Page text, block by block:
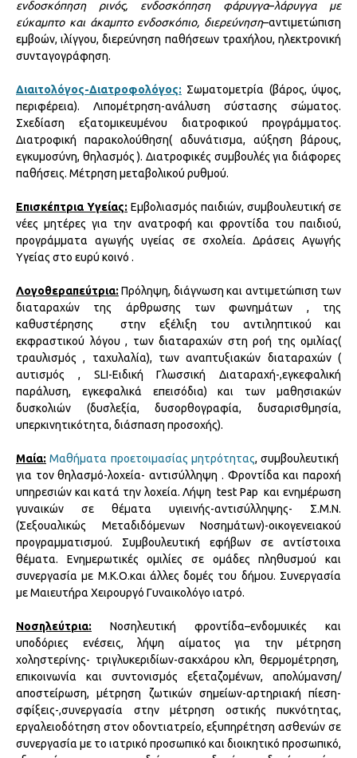
ενδοσκόπηση ρινός, ενδοσκόπηση φάρυγγα–λάρυγγα με
εύκαμπτο και άκαμπτο ενδοσκόπιο, διερεύνηση–αντιμετώπιση
εμβοών, ιλίγγου, διερεύνηση παθήσεων τραχήλου, ηλεκτρονική
συνταγογράφηση.
Διαιτολόγος-Διατροφολόγος: Σωματομετρία (βάρος, ύψος,
περιφέρεια). Λιπομέτρηση-ανάλυση σύστασης σώματος.
Σχεδίαση εξατομικευμένου διατροφικού προγράμματος.
Διατροφική παρακολούθηση( αδυνάτισμα, αύξηση βάρους,
εγκυμοσύνη, θηλασμός ). Διατροφικές συμβουλές για διάφορες
παθήσεις. Μέτρηση μεταβολικού ρυθμού.
Επισκέπτρια Υγείας: Εμβολιασμός παιδιών, συμβουλευτική σε
νέες μητέρες για την ανατροφή και φροντίδα του παιδιού,
προγράμματα αγωγής υγείας σε σχολεία. Δράσεις Αγωγής
Υγείας στο ευρύ κοινό .
Λογοθεραπεύτρια: Πρόληψη, διάγνωση και αντιμετώπιση των
διαταραχών της άρθρωσης των φωνημάτων , της
καθυστέρησης στην εξέλιξη του αντιληπτικού και
εκφραστικού λόγου , των διαταραχών στη ροή της ομιλίας(
τραυλισμός , ταχυλαλία), των αναπτυξιακών διαταραχών (
αυτισμός , SLI-Ειδική Γλωσσική Διαταραχή-,εγκεφαλική
παράλυση, εγκεφαλικά επεισόδια) και των μαθησιακών
δυσκολιών (δυσλεξία, δυσορθογραφία, δυσαρισθμησία,
υπερκινητικότητα, διάσπαση προσοχής).
Μαία: Μαθήματα προετοιμασίας μητρότητας, συμβουλευτική
για τον θηλασμό-λοχεία- αντισύλληψη . Φροντίδα και παροχή
υπηρεσιών και κατά την λοχεία. Λήψη test Pap και ενημέρωση
γυναικών σε θέματα υγιεινής-αντισύλληψης- Σ.Μ.Ν.
(Σεξουαλικώς Μεταδιδόμενων Νοσημάτων)-οικογενειακού
προγραμματισμού. Συμβουλευτική εφήβων σε αντίστοιχα
θέματα. Ενημερωτικές ομιλίες σε ομάδες πληθυσμού και
συνεργασία με Μ.Κ.Ο.και άλλες δομές του δήμου. Συνεργασία
με Μαιευτήρα Χειρουργό Γυναικολόγο ιατρό.
Νοσηλεύτρια: Νοσηλευτική φροντίδα–ενδομυικές και
υποδόριες ενέσεις, λήψη αίματος για την μέτρηση
χοληστερίνης- τριγλυκεριδίων-σακχάρου κλπ, θερμομέτρηση,
επικοινωνία και συντονισμός εξεταζομένων, απολύμανση/
αποστείρωση, μέτρηση ζωτικών σημείων-αρτηριακή πίεση-
σφίξεις-,συνεργασία στην μέτρηση οστικής πυκνότητας,
εργαλειοδότηση στον οδοντιατρείο, εξυπηρέτηση ασθενών σε
συνεργασία με το ιατρικό προσωπικό και διοικητικό προσωπικό,